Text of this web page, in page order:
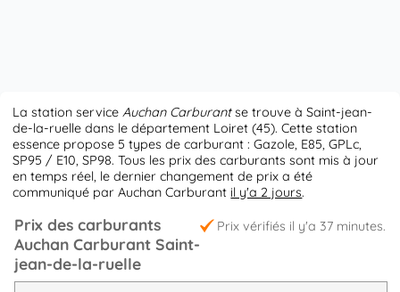
La station serviceAuchan Carburantse trouve à Saint-jean-
de-la-ruelle dans le département Loiret (45). Cette station
essence propose 5 types de carburant : Gazole, E85, GPLc,
SP95 / E10, SP98. Tous les prix des carburants sont mis à jour
en temps réel, le dernier changement de prix a été
communiqué par Auchan Carburant il y'a 2 jours.
Prix vérifiés il y'a 37 minutes.
Prix des carburants
Auchan Carburant Saint-
jean-de-la-ruelle